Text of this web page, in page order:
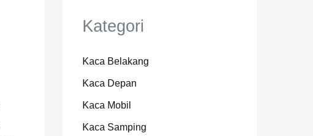
Kategori
Kaca Belakang
Kaca Depan
Kaca Mobil
Kaca Samping